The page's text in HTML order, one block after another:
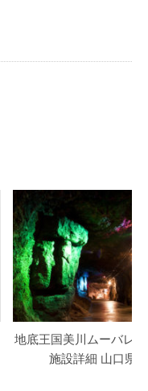
地底王国美川ムーバレ
施設詳細 山口県